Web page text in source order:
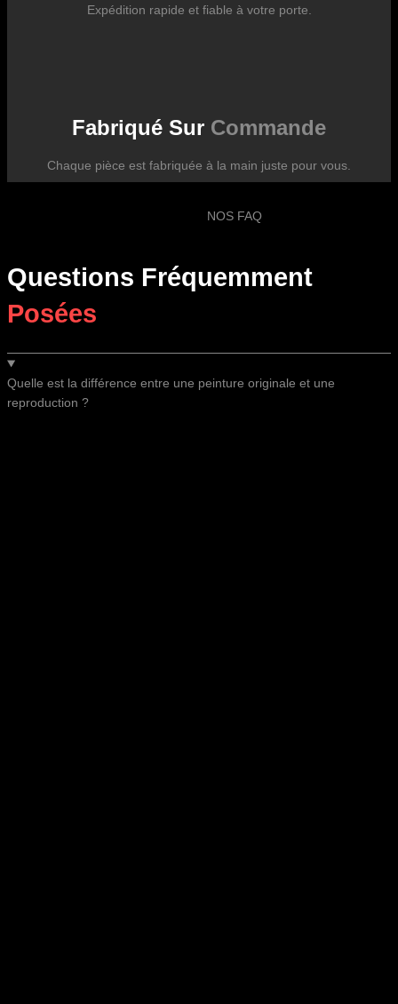
Expédition rapide et fiable à votre porte.
Fabriqué Sur Commande
Chaque pièce est fabriquée à la main juste pour vous.
NOS FAQ
Questions Fréquemment
Posées
Quelle est la différence entre une peinture originale et une
reproduction ?